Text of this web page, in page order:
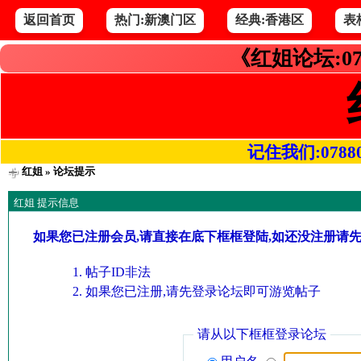
返回首页 热门:新澳门区 经典:香港区 表
《红姐论坛
记住我们
红姐» 论坛提示
红姐 提示信息
如果您已注册会员,请直接在底下框框登陆,如还没注册请
帖子ID非法
如果您已注册,请先登录论坛即可游览帖子
请从以下框框登录论坛